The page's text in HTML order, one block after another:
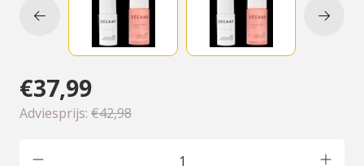
€37,99
Adviesprijs: €42,98